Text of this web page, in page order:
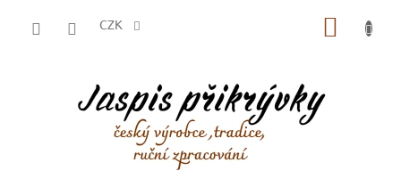
CZK